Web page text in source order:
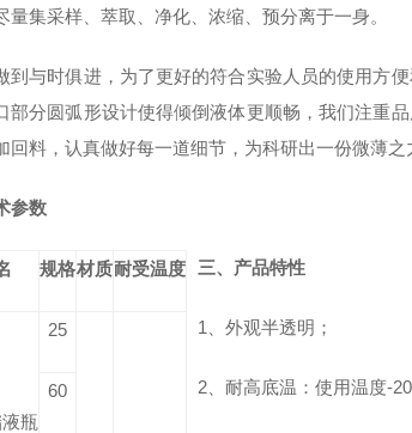
量集采样、萃取、净化、浓缩、预分离于一身。
到与时俱进，为了更好的符合实验人员的使用方
部分圆弧形设计使得倾倒液体更顺畅，我们注重
回料，认真做好每一道细节，为科研出一份微薄之
参数
规格材质耐受温度
瓶
25
60
三、产品特性
1 、外观半透明；
2、耐高底温：使用温度-